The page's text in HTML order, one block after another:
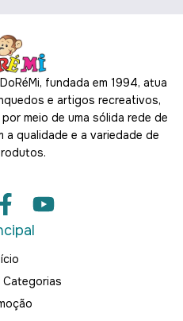
fundada em 1994, atua
e artigos recreativos,
meio de uma sólida rede de
qualidade e a variedade de